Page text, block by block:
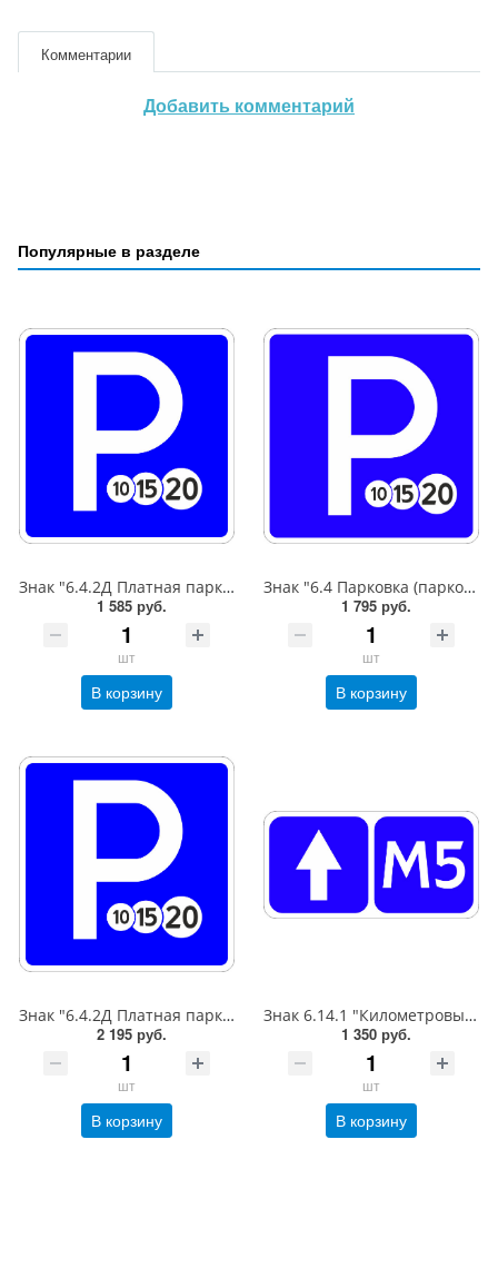
Комментарии
Добавить комментарий
Популярные в разделе
Знак "6.4.2Д Платная парковка для автотранспорта»,B=600,Тип А Коммерческая (3 года),металл 0.8 мм
1 585 руб.
шт
В корзину
Знак "6.4 Парковка (парковочное место)",B=600,Тип А (1б) Микропризм. (7-9 лет)металл 0.8 мм
1 795 руб.
шт
В корзину
Знак "6.4.2Д Платная парковка для автотранспорта»,B=700Тип А (la) Инженерная (5 лет)металл 0.8 мм
2 195 руб.
шт
В корзину
Знак 6.14.1 "Километровый знак",350*700Тип А (1б) Микропризм. (7-9 лет)металл 0.8 мм
1 350 руб.
шт
В корзину